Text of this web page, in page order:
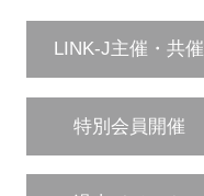
LINK-J主催・共催
特別会員開催